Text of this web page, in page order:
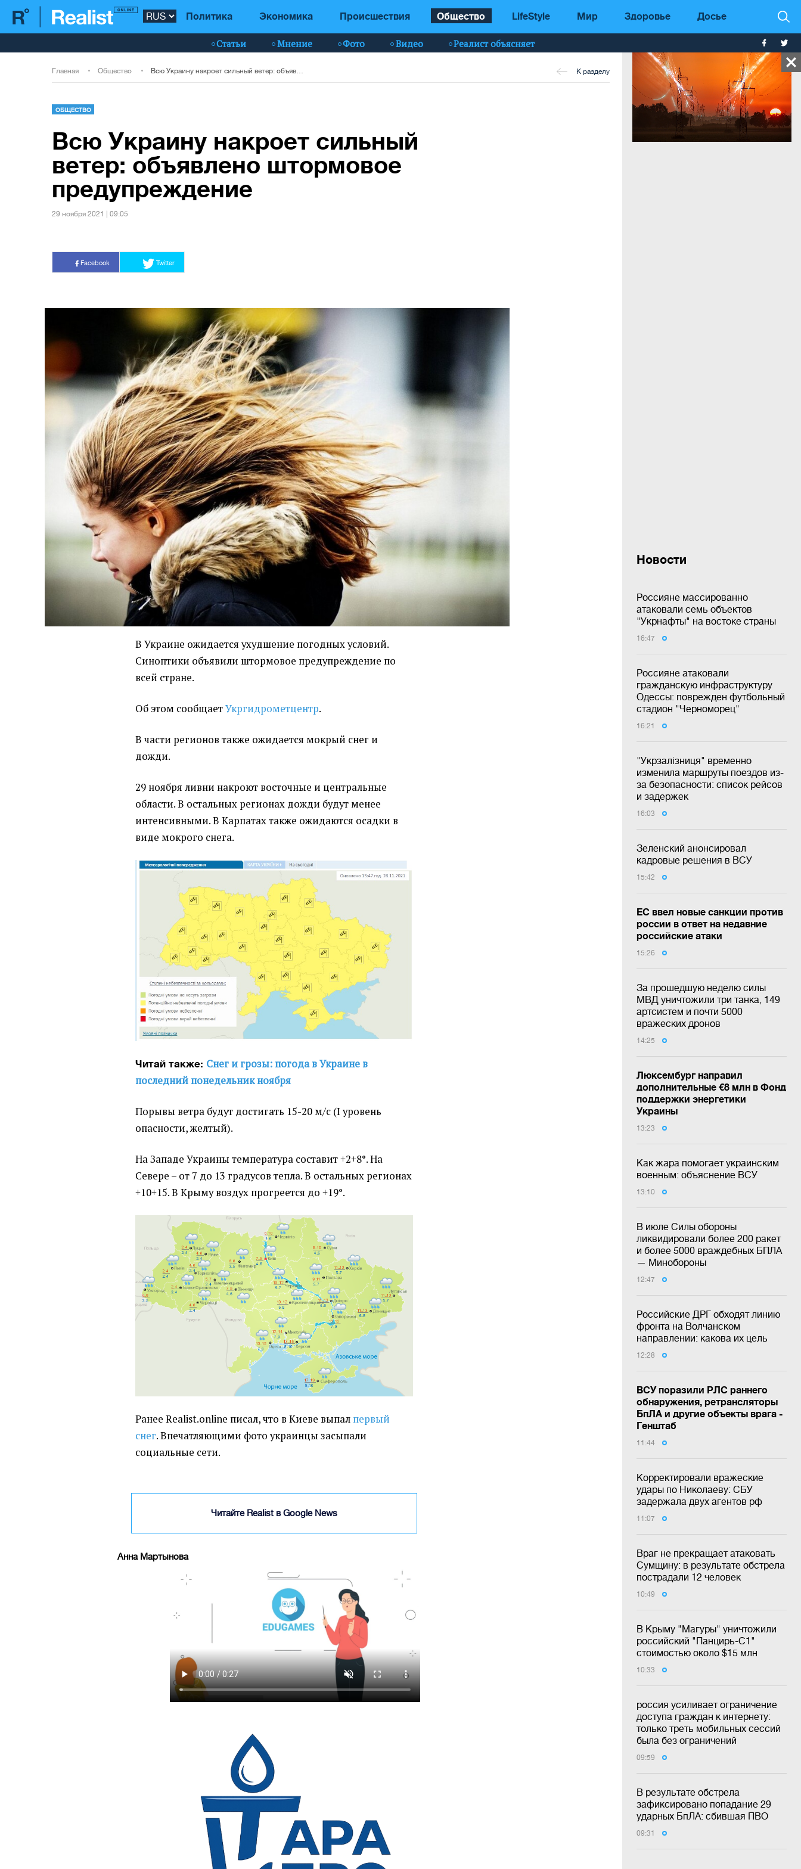
Политика Экономика Происшествия Общество LifeStyle Мир Здоровье Досье
Статьи Мнение Фото Видео Реалист объясняет
Новости
Россияне массированно
атаковали семь объектов
"Укрнафты" на востоке страны
16:47
Россияне атаковали
гражданскую инфраструктуру
Одессы: поврежден футбольный
стадион "Черноморец"
16:21
"Укрзалізниця" временно
изменила маршруты поездов из-
за безопасности: список рейсов
и задержек
16:03
Зеленский анонсировал
кадровые решения в ВСУ
15:42
ЕС ввел новые санкции против
россии в ответ на недавние
российские атаки
15:26
За прошедшую неделю силы
МВД уничтожили три танка, 149
артсистем и почти 5000
вражеских дронов
14:25
Люксембург направил
дополнительные €8 млн в Фонд
поддержки энергетики
Украины
13:23
Как жара помогает украинским
военным: объяснение ВСУ
13:10
В июле Силы обороны
ликвидировали более 200 ракет
и более 5000 враждебных БПЛА
— Минобороны
12:47
Российские ДРГ обходят линию
фронта на Волчанском
направлении: какова их цель
12:28
ВСУ поразили РЛС раннего
обнаружения, ретрансляторы
БпЛА и другие объекты врага -
Генштаб
11:44
Корректировали вражеские
удары по Николаеву: СБУ
задержала двух агентов рф
11:07
Враг не прекращает атаковать
Сумщину: в результате обстрела
пострадали 12 человек
10:49
В Крыму "Магуры" уничтожили
российский "Панцирь-С1"
стоимостью около $15 млн
10:33
россия усиливает ограничение
доступа граждан к интернету:
только треть мобильных сессий
была без ограничений
09:59
В результате обстрела
зафиксировано попадание 29
ударных БпЛА: сбившая ПВО
09:31
Главная Общество К разделу
ОБЩЕСТВО
Всю Украину накроет сильный
ветер: объявлено штормовое
предупреждение
29 ноября 2021 | 09:05
Facebook Twitter
В Украине ожидается ухудшение погодных условий.
Синоптики объявили штормовое предупреждение по
всей стране.
Об этом сообщаетУкргидрометцентр.
В части регионов также ожидается мокрый снег и
дожди.
29 ноября ливни накроют восточные и центральные
области. В остальных регионах дожди будут менее
интенсивными. В Карпатах также ожидаются осадки в
виде мокрого снега.
Читай также: Снег и грозы: погода в Украине в
последний понедельник ноября
Порывы ветра будут достигать 15-20 м/с (I уровень
опасности, желтый).
На Западе Украины температура составит +2+8°. На
Севере – от 7 до 13 градусов тепла. В остальных регионах
+10+15. В Крыму воздух прогреется до +19°.
Ранее Realist.online писал, что в Киеве выпал первый
снег. Впечатляющими фото украинцы засыпали
социальные сети.
Читайте Realist в Google News
Анна Мартынова